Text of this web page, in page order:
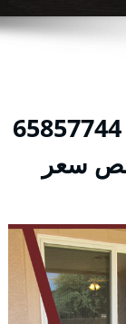
فني تصليح المنيوم العدان / 65857744
سعر